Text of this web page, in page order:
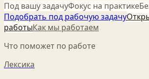
Под вашу задачуФокус на практике
Подобрать под рабочую задачу
работыКак мы работаем
Что поможет по работе
Лексика